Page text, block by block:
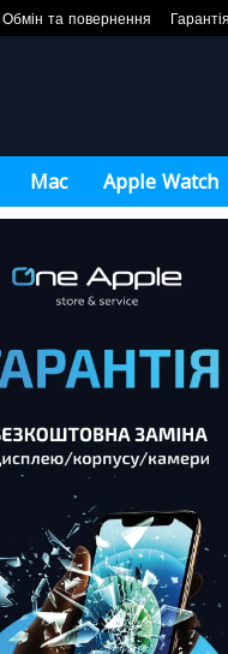
Обмін та повернення Гарантія
Mac Apple Watch